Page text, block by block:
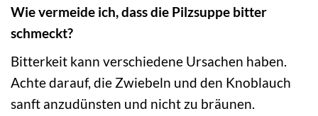
Wie vermeide ich, dass die Pilzsuppe bitter
schmeckt?
Bitterkeit kann verschiedene Ursachen haben.
Achte darauf, die Zwiebeln und den Knoblauch
sanft anzudünsten und nicht zu bräunen.